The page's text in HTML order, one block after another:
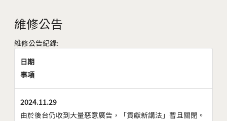
維修公告
維修公告紀錄:
日期
事項
2024.11.29
由於後台仍收到大量惡意廣告，「貢獻新講法」暫且關閉。